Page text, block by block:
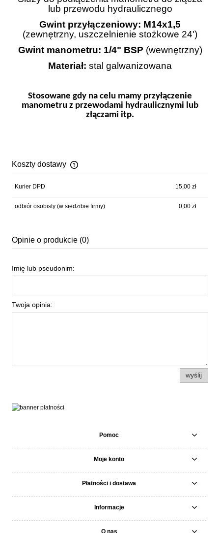
lub przewodu hydraulicznego
Gwint przyłączeniowy: M14x1,5
(zewnętrzny, uszczelnienie stożkowe 24')
Gwint manometru: 1/4" BSP (wewnętrzny)
Materiał: stal galwanizowana
Stosowane gdy na celu mamy przyłączenie
manometru z przewodami hydraulicznymi lub
złączami itp.
Koszty dostawy
Cena nie zawiera ewentualnych kosztów płatności
Kurier DPD 15,00 zł
odbiór osobisty (w siedzibie firmy) 0,00 zł
Opinie o produkcie (0)
Imię lub pseudonim:
Twoja opinia:
wyślij
Pomoc
Moje konto
Płatności i dostawa
Informacje
O nas